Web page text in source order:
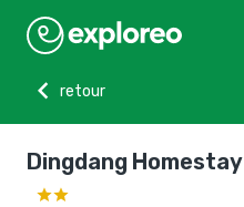
chevron_left
retour
Dingdang